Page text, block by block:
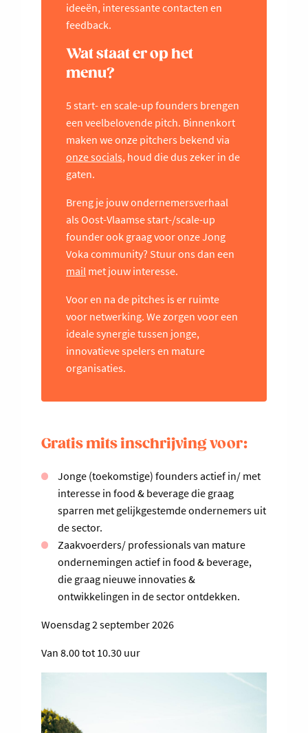
ideeën, interessante contacten en
feedback.
Wat staat er op het
menu?
5 start- en scale-up founders brengen
een veelbelovende pitch. Binnenkort
maken we onze pitchers bekend via
onze socials, houd die dus zeker in de
gaten.
Breng je jouw ondernemersverhaal
als Oost-Vlaamse start-/scale-up
founder ook graag voor onze Jong
Voka community? Stuur ons dan een
mail met jouw interesse.
Voor en na de pitches is er ruimte
voor netwerking. We zorgen voor een
ideale synergie tussen jonge,
innovatieve spelers en mature
organisaties.
Gratis mits inschrijving voor:
Jonge (toekomstige) founders actief in/ met
interesse in food & beverage die graag
sparren met gelijkgestemde ondernemers uit
de sector.
Zaakvoerders/ professionals van mature
ondernemingen actief in food & beverage,
die graag nieuwe innovaties &
ontwikkelingen in de sector ontdekken.
Woensdag 2 september 2026
Van 8.00 tot 10.30 uur